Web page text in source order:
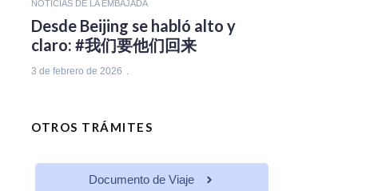
NOTICIAS DE LA EMBAJADA
Desde Beijing se habló alto y
claro: #我们要他们回来
3 de febrero de 2026
OTROS TRÁMITES
Documento de Viaje